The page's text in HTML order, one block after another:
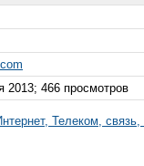
2013; 466 просмотров
Телеком, связь,